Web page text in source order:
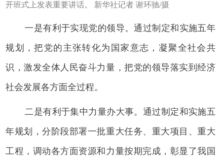
开班式上发表重要讲话。 新华社记者 谢环驰/摄
一是有利于实现党的领导。通过制定和实施五年
规划，把党的主张转化为国家意志，凝聚全社会共
识，激发全体人民奋斗力量，把党的领导落实到经济
社会发展各方面全过程。
二是有利于集中力量办大事。通过制定和实施五
年规划，分阶段部署一批重大任务、重大项目、重大
工程，调动各方面资源和力量按期完成，彰显了我国